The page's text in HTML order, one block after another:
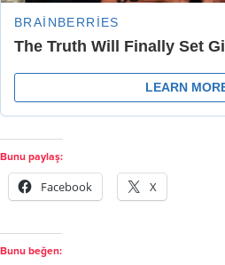
Bunu paylaş:
Facebook X
Bunu beğen: